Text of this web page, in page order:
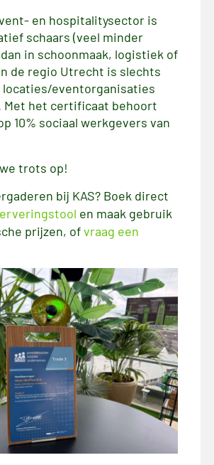
en hospitalitysector is
schaars (veel minder
in schoonmaak, logistiek of
de regio Utrecht is slechts
locaties/eventorganisaties
Met het certificaat behoort
10% sociaal werkgevers van
trots op!
bij KAS? Boek direct
en maak gebruik
prijzen, ofvraag een